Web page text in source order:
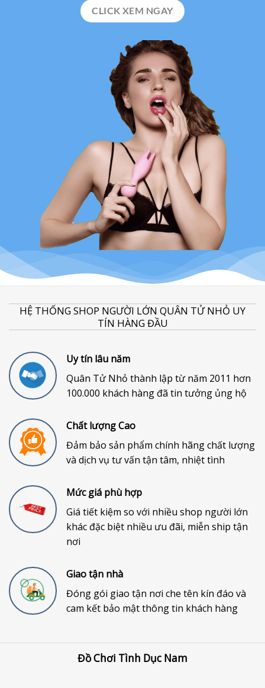
CLICK XEM NGAY
HỆ THỐNG SHOP NGƯỜI LỚN QUÂN TỬ NHỎ UY
TÍN HÀNG ĐẦU
Uy tín lâu năm
Quân Tử Nhỏ thành lập từ năm 2011 hơn
100.000 khách hàng đã tin tưởng ủng hộ
Chất lượng Cao
Đảm bảo sản phẩm chính hãng chất lượng
và dịch vụ tư vấn tận tâm, nhiệt tình
Mức giá phù hợp
Giá tiết kiệm so với nhiều shop người lớn
khác đặc biệt nhiều ưu đãi, miễn ship tận
nơi
Giao tận nhà
Đóng gói giao tận nơi che tên kín đáo và
cam kết bảo mật thông tin khách hàng
Đồ Chơi Tình Dục Nam